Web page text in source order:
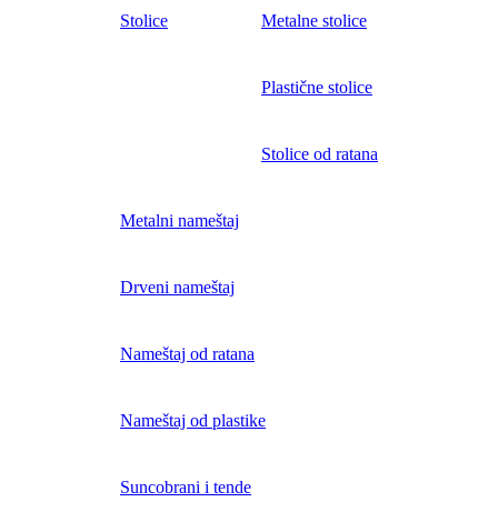
Stolice Metalne stolice
Plastične stolice
Stolice od ratana
Metalni nameštaj
Drveni nameštaj
Nameštaj od ratana
Nameštaj od plastike
Suncobrani i tende